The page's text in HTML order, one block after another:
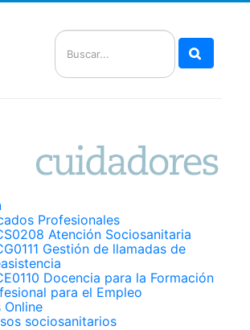
Profesionales
Atención Sociosanitaria
Gestión de llamadas de
Docencia para la Formación
para el Empleo
Online
sociosanitarios